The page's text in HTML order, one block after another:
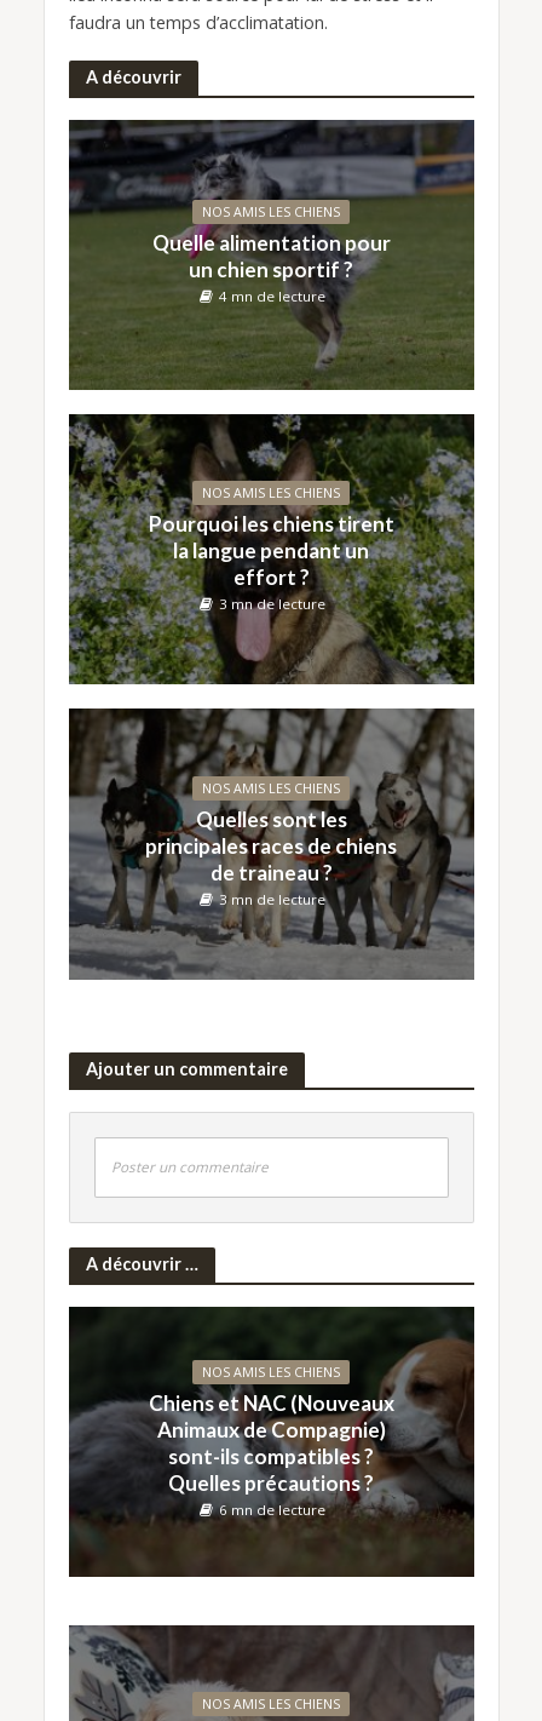
faudra un temps d’acclimatation.
A découvrir
NOS AMIS LES CHIENS
Quelle alimentation pour
un chien sportif ?
4 mn de lecture
NOS AMIS LES CHIENS
Pourquoi les chiens tirent
la langue pendant un
effort ?
3 mn de lecture
NOS AMIS LES CHIENS
Quelles sont les
principales races de chiens
de traineau ?
3 mn de lecture
Ajouter un commentaire
Poster un commentaire
A découvrir …
NOS AMIS LES CHIENS
Chiens et NAC (Nouveaux
Animaux de Compagnie)
sont-ils compatibles ?
Quelles précautions ?
6 mn de lecture
NOS AMIS LES CHIENS